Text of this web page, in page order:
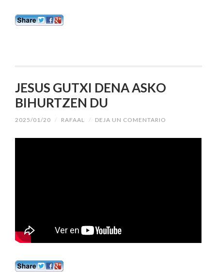
JESUS GUTXI DENA ASKO
BIHURTZEN DU
2025/01/20 / RAFAAL / DEJA UN COMENTARIO